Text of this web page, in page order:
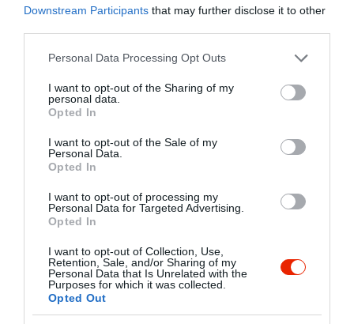
Downstream Participants that may further disclose it to other
Please note that this website/app uses one or more Google
not limited to your visit or usage behaviour. You may click to
grant or deny consent to Google and its third-party tags to
use your data for below specified purposes in below Google
consent section.
Personal Data Processing Opt Outs
I want to opt-out of the Sharing of my
personal data.
Opted In
I want to opt-out of the Sale of my
Personal Data.
Opted In
I want to opt-out of processing my
Personal Data for Targeted Advertising.
Opted In
I want to opt-out of Collection, Use,
Retention, Sale, and/or Sharing of my
Personal Data that Is Unrelated with the
Purposes for which it was collected.
Opted Out
tiszta, otthonosan felszerelt, erkélyes
szobákkal, parkolási lehetőséggel,
igényes sokszínű "Monarchiás"
konyhával, balatoni halételek és helyi,
házi különlegességek széles
választékával, megfizethető, reális
szolgálatára!
Kapcsolat
8360 Keszthely, Kisfaludy utca 20.
+36 30 911 9329
monarchiahaz@keszthelynet.hu
http://www.monarchia-haz.eoldal.hu/
Probléma jelentése Te vagy a tulajdonos?